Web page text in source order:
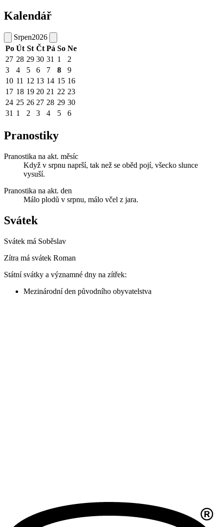
Kalendář
Srpen2026
Po Út St Čt Pá So Ne
27 28 29 30 31 1
2
3
4 5 6 7 8
9
10 11 12 13 14 15 16
17 18 19 20 21 22 23
24 25 26 27 28 29 30
31 1 2 3 4 5 6
Pranostiky
Pranostika na akt. měsíc
Když v srpnu naprší, tak než se oběd pojí, všecko slunce
vysuší.
Pranostika na akt. den
Málo plodů v srpnu, málo včel z jara.
Svátek
Svátek má Soběslav
Zítra má svátek Roman
Státní svátky a významné dny na zítřek:
Mezinárodní den původního obyvatelstva